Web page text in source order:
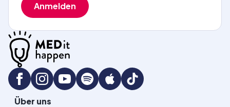
Anmelden
Über uns